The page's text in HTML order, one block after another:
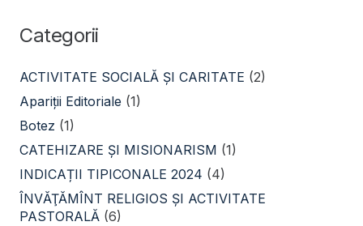
Categorii
ACTIVITATE SOCIALĂ ŞI CARITATE (2)
Apariții Editoriale (1)
Botez (1)
CATEHIZARE ŞI MISIONARISM (1)
INDICAȚII TIPICONALE 2024 (4)
ÎNVĂŢĂMÎNT RELIGIOS ŞI ACTIVITATE
PASTORALĂ (6)